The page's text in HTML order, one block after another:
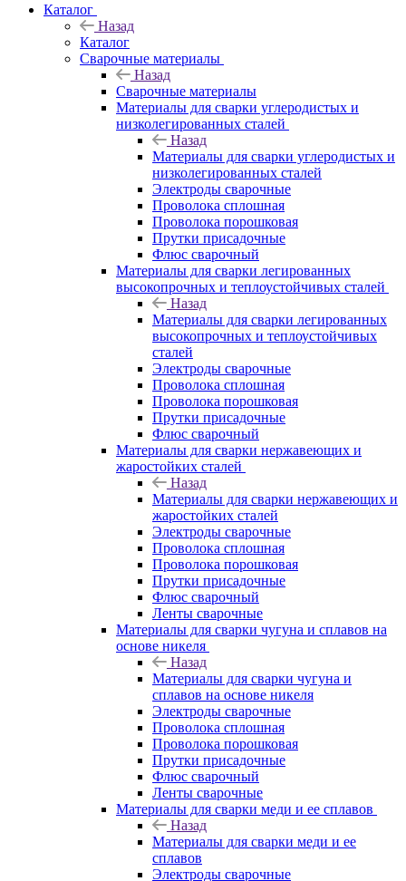
Каталог
Назад
Каталог
Сварочные материалы
Назад
Сварочные материалы
Материалы для сварки углеродистых и
низколегированных сталей
Назад
Материалы для сварки углеродистых и
низколегированных сталей
Электроды сварочные
Проволока сплошная
Проволока порошковая
Прутки присадочные
Флюс сварочный
Материалы для сварки легированных
высокопрочных и теплоустойчивых сталей
Назад
Материалы для сварки легированных
высокопрочных и теплоустойчивых
сталей
Электроды сварочные
Проволока сплошная
Проволока порошковая
Прутки присадочные
Флюс сварочный
Материалы для сварки нержавеющих и
жаростойких сталей
Назад
Материалы для сварки нержавеющих и
жаростойких сталей
Электроды сварочные
Проволока сплошная
Проволока порошковая
Прутки присадочные
Флюс сварочный
Ленты сварочные
Материалы для сварки чугуна и сплавов на
основе никеля
Назад
Материалы для сварки чугуна и
сплавов на основе никеля
Электроды сварочные
Проволока сплошная
Проволока порошковая
Прутки присадочные
Флюс сварочный
Ленты сварочные
Материалы для сварки меди и ее сплавов
Назад
Материалы для сварки меди и ее
сплавов
Электроды сварочные